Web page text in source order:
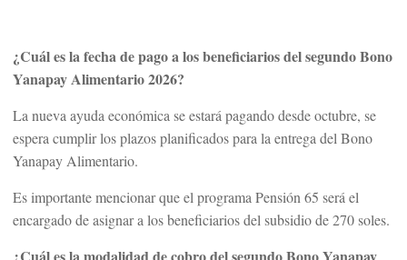
¿Cuál es la fecha de pago a los beneficiarios del segundo Bono
Yanapay Alimentario 2026?
La nueva ayuda económica se estará pagando desde octubre, se
espera cumplir los plazos planificados para la entrega del Bono
Yanapay Alimentario.
Es importante mencionar que el programa Pensión 65 será el
encargado de asignar a los beneficiarios del subsidio de 270 soles.